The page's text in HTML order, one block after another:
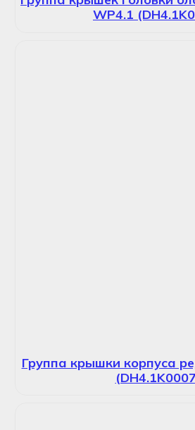
WP4.1
Группа крышки корпуса